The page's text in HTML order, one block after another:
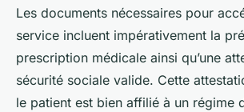
Les documents nécessaires pour
service incluent impérativement la
prescription médicale ainsi qu’une
sécurité sociale valide. Cette
le patient est bien affilié à un régime